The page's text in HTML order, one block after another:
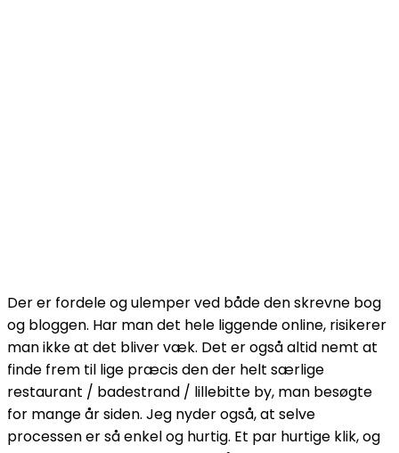
Der er fordele og ulemper ved både den skrevne bog
og bloggen. Har man det hele liggende online, risikerer
man ikke at det bliver væk. Det er også altid nemt at
finde frem til lige præcis den der helt særlige
restaurant / badestrand / lillebitte by, man besøgte
for mange år siden. Jeg nyder også, at selve
processen er så enkel og hurtig. Et par hurtige klik, og